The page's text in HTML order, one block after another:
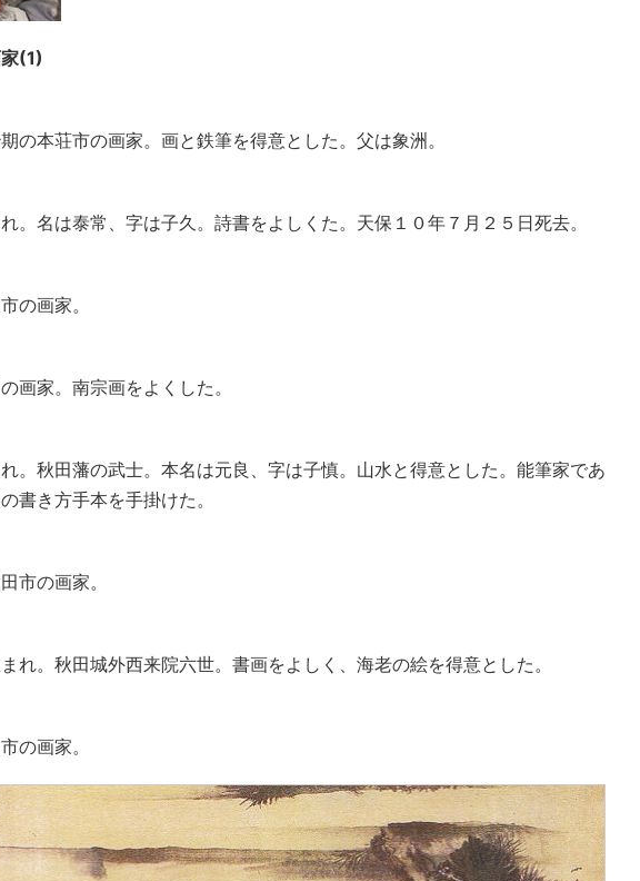
(1)
の本荘市の画家。画と鉄筆を得意とした。父は象洲。
。名は泰常、字は子久。詩書をよしくた。天保１０年７月２５日死去。
の画家。
画家。南宗画をよくした。
。秋田藩の武士。本名は元良、字は子慎。山水と得意とした。能筆家であ
書き方手本を手掛けた。
市の画家。
れ。秋田城外西来院六世。書画をよしく、海老の絵を得意とした。
の画家。